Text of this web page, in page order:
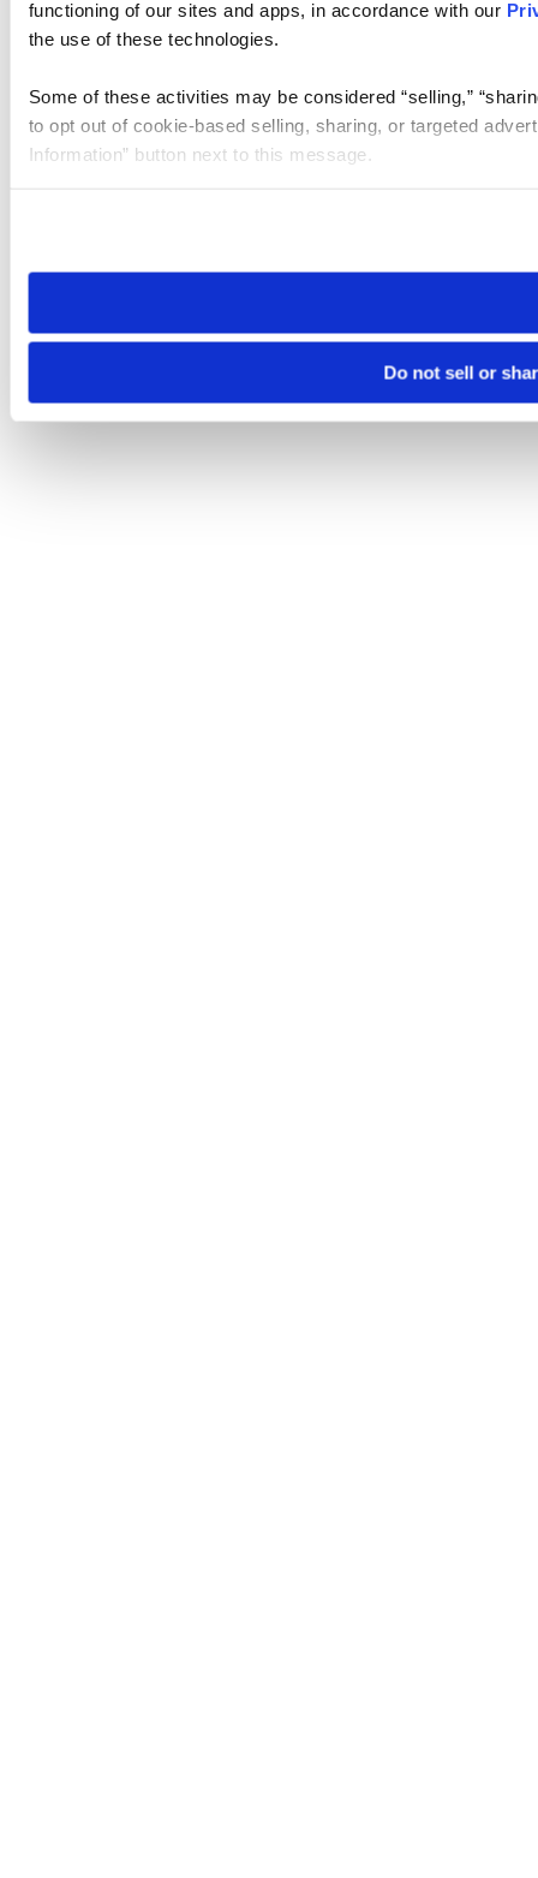
functioning of our sites and apps, in accordance with our
the use of these technologies.
Some of these activities may be considered “selling,”
to opt out of cookie-based selling, sharing, or targeted
Information” button next to this message.
need to be set again.
Do not sell or